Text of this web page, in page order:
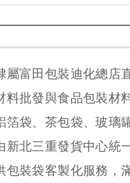
屬富田包裝迪化總店
料批發與食品包裝材
箔袋、茶包袋、玻璃
新北三重發貨中心統
包裝袋客製化服務，